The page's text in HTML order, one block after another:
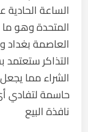
الساعة
المتحدة وهو
العاصمة بغداد
التذاكر
الشراء مما
حاسمة لتفادي
نافذة البيع